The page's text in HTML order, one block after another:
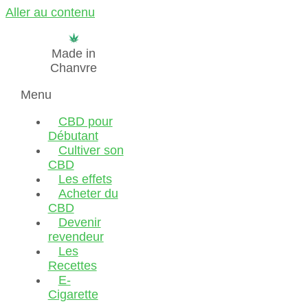
Aller au contenu
Made in
Chanvre
Menu
CBD pour
Débutant
Cultiver son
CBD
Les effets
Acheter du
CBD
Devenir
revendeur
Les
Recettes
E-
Cigarette